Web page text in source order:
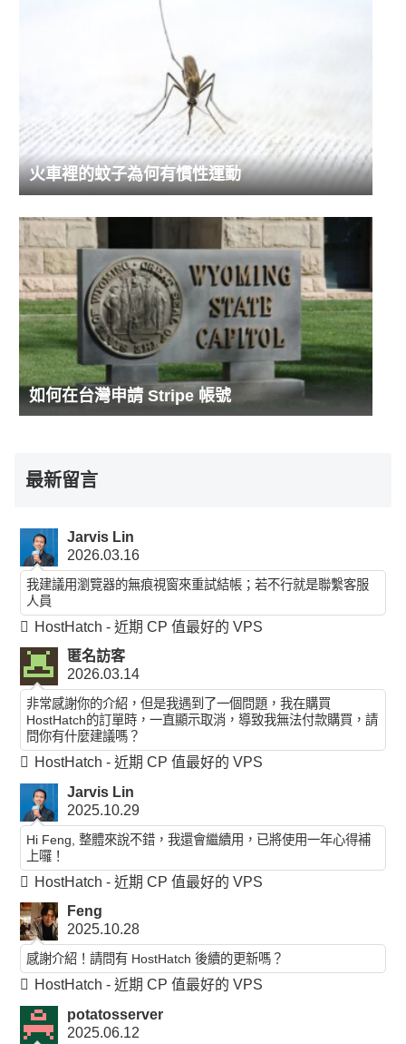
火車裡的蚊子為何有慣性運動
如何在台灣申請 Stripe 帳號
最新留言
Jarvis Lin
2026.03.16
我建議用瀏覽器的無痕視窗來重試結帳；若不行就是聯繫客服
人員
HostHatch - 近期 CP 值最好的 VPS
匿名訪客
2026.03.14
非常感謝你的介紹，但是我遇到了一個問題，我在購買
HostHatch的訂單時，一直顯示取消，導致我無法付款購買，請
問你有什麼建議嗎？
HostHatch - 近期 CP 值最好的 VPS
Jarvis Lin
2025.10.29
Hi Feng, 整體來說不錯，我還會繼續用，已將使用一年心得補
上囉！
HostHatch - 近期 CP 值最好的 VPS
Feng
2025.10.28
感謝介紹！請問有 HostHatch 後續的更新嗎？
HostHatch - 近期 CP 值最好的 VPS
potatosserver
2025.06.12